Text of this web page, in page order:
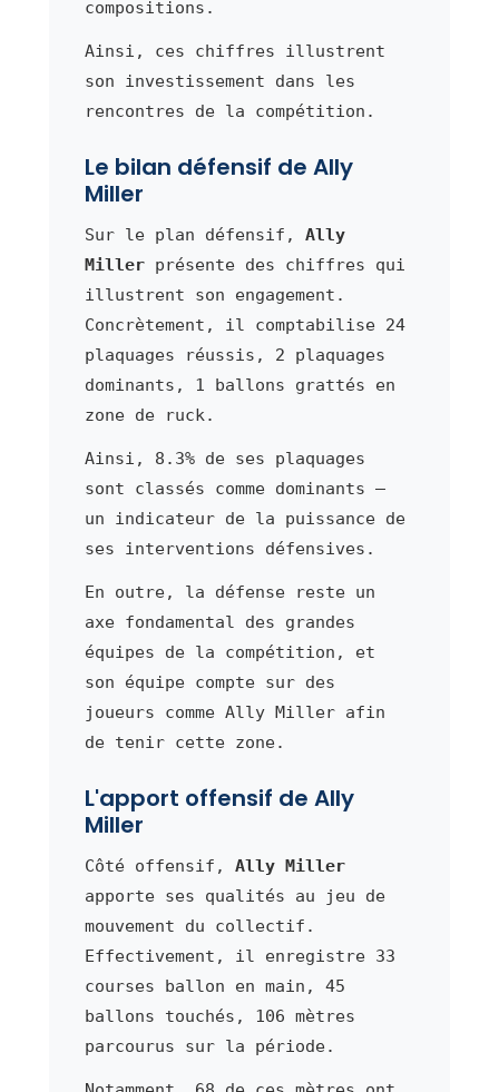
compositions.
Ainsi, ces chiffres illustrent
son investissement dans les
rencontres de la compétition.
Le bilan défensif de Ally
Miller
Sur le plan défensif, Ally
Millerprésente des chiffres qui
illustrent son engagement.
Concrètement, il comptabilise 24
plaquages réussis, 2 plaquages
dominants, 1 ballons grattés en
zone de ruck.
Ainsi, 8.3% de ses plaquages
sont classés comme dominants —
un indicateur de la puissance de
ses interventions défensives.
En outre, la défense reste un
axe fondamental des grandes
équipes de la compétition, et
son équipe compte sur des
joueurs comme Ally Miller afin
de tenir cette zone.
L'apport offensif de Ally
Miller
Côté offensif, Ally Miller
apporte ses qualités au jeu de
mouvement du collectif.
Effectivement, il enregistre 33
courses ballon en main, 45
ballons touchés, 106 mètres
parcourus sur la période.